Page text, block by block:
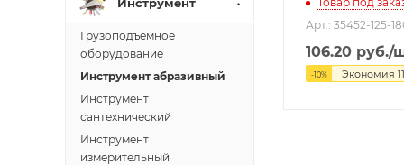
Арт.: 35452-125-
106.20 руб./
-10% Экономия
Грузоподъемное
оборудование
Инструмент абразивный
Инструмент
сантехнический
Инструмент
измерительный